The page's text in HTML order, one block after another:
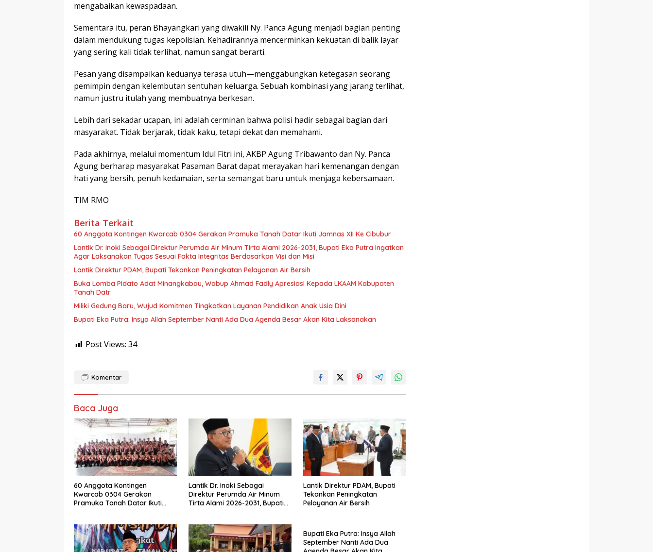
mengabaikan kewaspadaan.
Sementara itu, peran Bhayangkari yang diwakili Ny. Panca Agung menjadi bagian penting
dalam mendukung tugas kepolisian. Kehadirannya mencerminkan kekuatan di balik layar
yang sering kali tidak terlihat, namun sangat berarti.
Pesan yang disampaikan keduanya terasa utuh—menggabungkan ketegasan seorang
pemimpin dengan kelembutan sentuhan keluarga. Sebuah kombinasi yang jarang terlihat,
namun justru itulah yang membuatnya berkesan.
Lebih dari sekadar ucapan, ini adalah cerminan bahwa polisi hadir sebagai bagian dari
masyarakat. Tidak berjarak, tidak kaku, tetapi dekat dan memahami.
Pada akhirnya, melalui momentum Idul Fitri ini, AKBP Agung Tribawanto dan Ny. Panca
Agung berharap masyarakat Pasaman Barat dapat merayakan hari kemenangan dengan
hati yang bersih, penuh kedamaian, serta semangat baru untuk menjaga kebersamaan.
TIM RMO
Berita Terkait
60 Anggota Kontingen Kwarcab 0304 Gerakan Pramuka Tanah Datar Ikuti Jamnas XII Ke Cibubur
Lantik Dr. Inoki Sebagai Direktur Perumda Air Minum Tirta Alami 2026-2031, Bupati Eka Putra Ingatkan
Agar Laksanakan Tugas Sesuai Fakta Integritas Berdasarkan Visi dan Misi
Lantik Direktur PDAM, Bupati Tekankan Peningkatan Pelayanan Air Bersih
Buka Lomba Pidato Adat Minangkabau, Wabup Ahmad Fadly Apresiasi Kepada LKAAM Kabupaten
Tanah Datr
Miliki Gedung Baru, Wujud Komitmen Tingkatkan Layanan Pendidikan Anak Usia Dini
Bupati Eka Putra: Insya Allah September Nanti Ada Dua Agenda Besar Akan Kita Laksanakan
Post Views: 34
Komentar
Baca Juga
60 Anggota Kontingen
Kwarcab 0304 Gerakan
Pramuka Tanah Datar Ikuti
Lantik Dr. Inoki Sebagai
Direktur Perumda Air Minum
Tirta Alami 2026-2031, Bupati
Fakta Integritas Berdasarkan
Visi dan Misi
Lantik Direktur PDAM, Bupati
Tekankan Peningkatan
Pelayanan Air Bersih
Bupati Eka Putra: Insya Allah
September Nanti Ada Dua